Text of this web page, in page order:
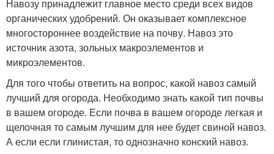
Навозу принадлежит главное место среди всех видов
органических удобрений. Он оказывает комплексное
многостороннее воздействие на почву. Навоз это
источник азота, зольных макроэлементов и
микроэлементов.
Для того чтобы ответить на вопрос, какой навоз самый
лучший для огорода. Необходимо знать какой тип почвы
в вашем огороде. Если почва в вашем огороде легкая и
щелочная то самым лучшим для нее будет свиной навоз.
А если если глинистая, то однозначно конский навоз.